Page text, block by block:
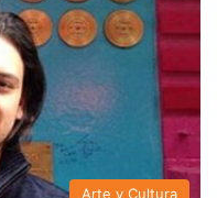
Arte y Cultura